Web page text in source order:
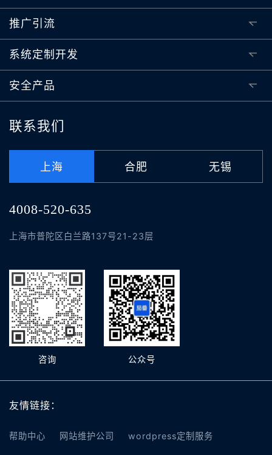
推广引流
系统定制开发
安全产品
联系我们
上海 合肥 无锡
4008-520-635
上海市普陀区白兰路137号21-23层
咨询 公众号
友情链接：
帮助中心 网站维护公司 wordpress定制服务